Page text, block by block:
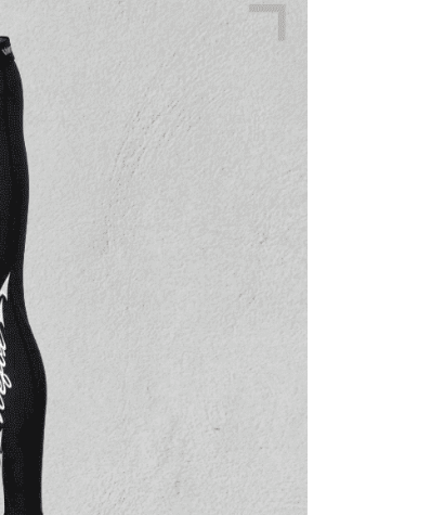
哥大股份有限公司」（以下簡稱本公司）所提供，讓
本服務購買商品或服務，並由商店將買賣／分期付
公司後，依約使用本公司帳單繳交帳款。
大哥付你分期」之契約關係目的，商店將以您的個人
或地址）提供予台灣大哥大進項蒐集、處理及利
進行分期帳單所需資料之確認、核對及更正。
請詳閱以下連結：
https://oppay.tw/userRule
多元方式進行付款，方視為交易完成。
成當下不需立刻繳費，但若您需要取消訂單，請聯
經商家同意取消之訂單仍視為有效，需透過AFTEE
。
AFTEE先享後付 」之結帳頁面顯示為準，若有關於
需取消欲退款等相關疑問，請聯繫「AFTEE先享後
netprotections.freshdesk.com/support/home
份有限公司提供之「AFTEE先享後付」服務完成之
要範圍內提供個人資料，並將交易相關給付款項請
股份有限公司。
事宜，請瀏覽以下網址：
事先徵得法定代理人或監護人之同意方可使用
若未經同意申辦者引起之損失，本公司不負相關責
後付」時，將依據個別帳號之用戶狀況，依本公司
限額度；若仍有額度不足之情形，本公司將視審查
認證。
帳號或使用他人資訊註冊。若發現惡意使用之情
公司將有權停止該用戶之使用額度並採取法律行
含以上)免運費
含以上)免運費
含以上)免運費
請勿下單，請聯繫客服）
含以上)免運費
含以上)免運費
請勿下單，請聯繫客服）
含以上)免運費
前請私訊客服確認實際運費(運費另
**)